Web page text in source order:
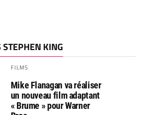
STEPHEN KING
FILMS
Mike Flanagan va réaliser
un nouveau film adaptant
« Brume » pour Warner